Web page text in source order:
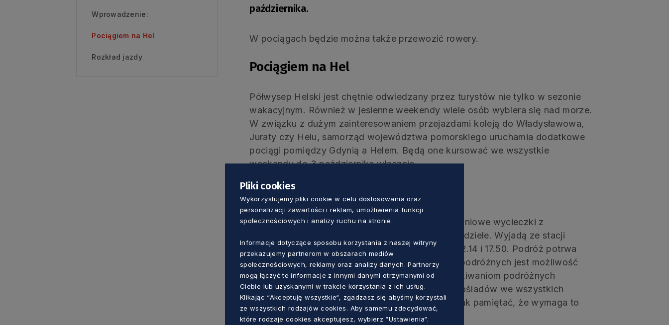
Wprowadzenie:
Pociągiem na Hel
Rozkład jazdy
października.
W pociągach będzie można także przewozić rowery.
Pociągiem na Hel
Półwysep Helski jest chętnie odwiedzany przez turystów nie tylko w sezonie
wakacyjnym. Również w jesienne weekendy wiele osób wybiera się nad morze.
W związku z dużym zainteresowaniem przejazdami koleją do Władysławowa,
Juraty czy Helu, samorząd województwa pomorskiego uruchamia dodatkowe
pociągi pomiędzy Gdynią a Helem. Będą one kursować we wszystkie
weekendy do 3 października włącznie.
Rozkład jazdy
Rozkład został tak ułożony, aby umożliwić jednodniowe wycieczki z
Trójmiasta. Pociągi będą kursować w soboty i niedziele. Wyjadą ze stacji
Gdynia Główna o godzinie 9.35 i 11.05, a z Helu 12.14 i 17.50. Podróż potrwa
niecałe 2 godziny. Dodatkowym ułatwieniem dla podróżnych jest możliwość
przewozu rowerów. Wychodząc naprzeciw oczekiwaniom podróżnych
wprowadzona została możliwość przewozu jednośladów we wszystkich
pociągach kursujących linią do Helu. Trzeba jednak pamiętać, że wymaga to
uprzedniego zakupu rezerwacji miejsca na rower.
Pliki cookies
Wykorzystujemy pliki cookie w celu dostosowania oraz
personalizacji zawartości i reklam, umożliwienia funkcji
społecznościowych i analizy ruchu na stronie.
Informacje dotyczące sposobu korzystania z naszej witryny
przekazujemy partnerom w obszarach mediów
społecznościowych, reklamy oraz analizy danych. Partnerzy
mogą łączyć te informacje z innymi danymi otrzymanymi od
Ciebie lub uzyskanymi w trakcie korzystania z ich usług.
Klikając “Akceptuję wszystkie“, zgadzasz się abyśmy korzystali
ze wszystkich rodzajów cookies. Aby samemu zdecydować,
które rodzaje cookies akceptujesz, wybierz “Ustawienia“.